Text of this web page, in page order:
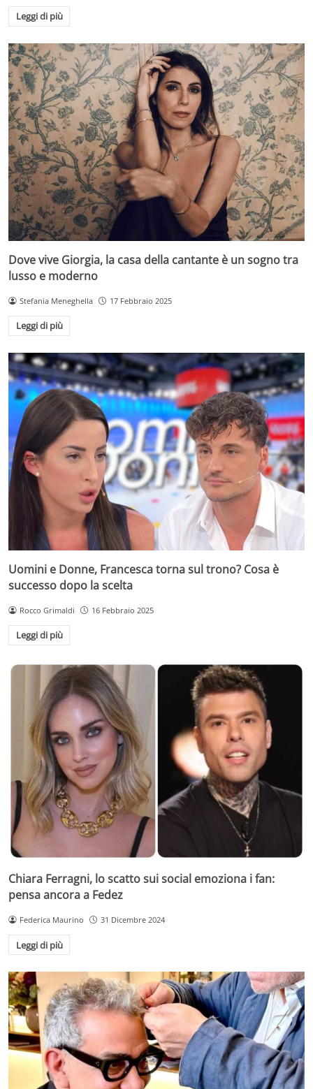
Leggi di più
Dove vive Giorgia, la casa della cantante è un sogno tra
lusso e moderno
Stefania Meneghella 17 Febbraio 2025
Leggi di più
Uomini e Donne, Francesca torna sul trono? Cosa è
successo dopo la scelta
Rocco Grimaldi 16 Febbraio 2025
Leggi di più
Chiara Ferragni, lo scatto sui social emoziona i fan:
pensa ancora a Fedez
Federica Maurino 31 Dicembre 2024
Leggi di più